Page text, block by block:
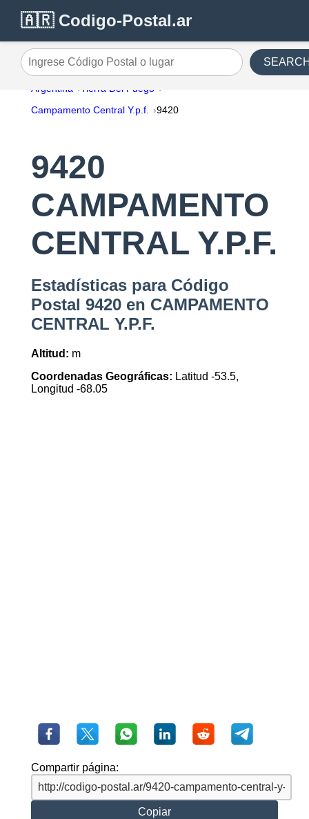
🇦🇷 Codigo-Postal.ar
Ingrese Código Postal o lugar
Argentina
Tierra Del Fuego
Campamento Central Y.p.f.
9420
9420
CAMPAMENTO
CENTRAL Y.P.F.
Estadísticas para Código
Postal 9420 en CAMPAMENTO
CENTRAL Y.P.F.
Altitud: m
Coordenadas Geográficas: Latitud -53.5,
Longitud -68.05
Compartir página:
Copiar